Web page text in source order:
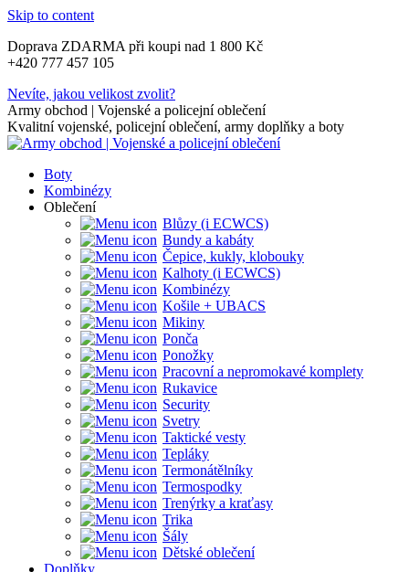
Skip to content
Doprava ZDARMA při koupi nad 1 800 Kč
+420 777 457 105
Nevíte, jakou velikost zvolit?
Army obchod | Vojenské a policejní oblečení
Kvalitní vojenské, policejní oblečení, army doplňky a boty
Boty
Kombinézy
Oblečení
Blůzy (i ECWCS)
Bundy a kabáty
Čepice, kukly, klobouky
Kalhoty (i ECWCS)
Kombinézy
Košile + UBACS
Mikiny
Ponča
Ponožky
Pracovní a nepromokavé komplety
Rukavice
Security
Svetry
Taktické vesty
Tepláky
Termonátělníky
Termospodky
Trenýrky a kraťasy
Trika
Šály
Dětské oblečení
Doplňky